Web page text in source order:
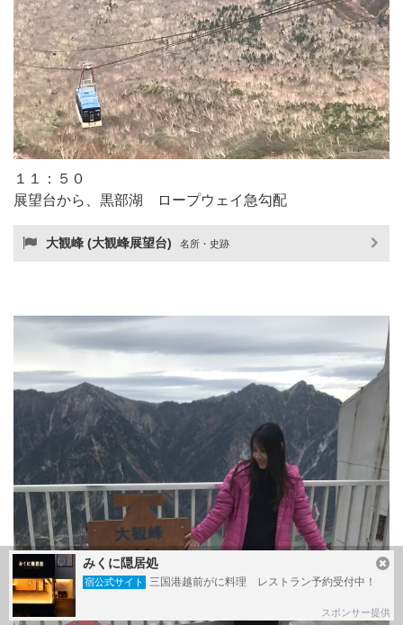
１１：５０
展望台から、黒部湖 ロープウェイ急勾配
大観峰 (大観峰展望台) 名所・史跡
みくに隠居処
宿公式サイト 三国港越前がに料理 レストラン予約受付中！
スポンサー提供